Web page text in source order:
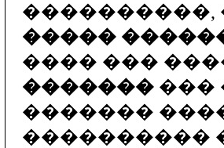
����������,
�����
���� ���
������� ���
�������
����������